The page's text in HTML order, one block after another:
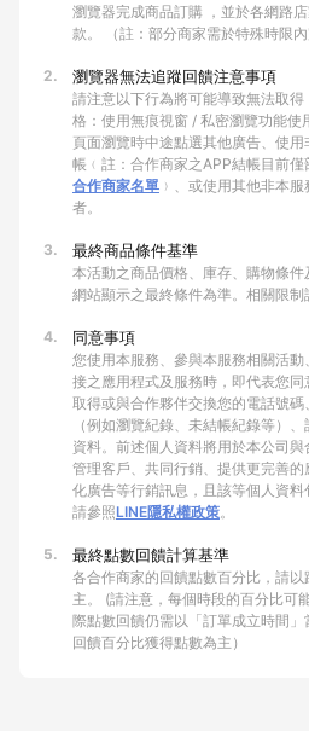
瀏覽器完成商品訂購 ，並於各網路
款。 （註：部分商家需於特殊時限內
2. 瀏覽器無法追蹤回饋注意事項
請注意以下行為將可能導致無法取
格：使用無痕視窗 / 私密瀏覽功能使
頁面瀏覽時中途點選其他廣告、使
帳﹙註：合作商家之APP結帳目前僅
合作商家名單 ﹚、或使用其他非本
者。
3. 最終商品條件基準
本活動之商品價格、庫存、購物條
網站顯示之最終條件為準。相關限制
4. 同意事項
您使用本服務、參與本服務相關活
接之應用程式及服務時，即代表您
取得或與合作夥伴交換您的電話號
（例如瀏覽紀錄、未結帳紀錄等）
資料。前述個人資料將用於本公司
管理客戶、共同行銷、提供更完善
化廣告等行銷訊息，且該等個人資
請參照LINE隱私權政策。
5. 最終點數回饋計算基準
各合作商家的回饋點數百分比，請
主。 (請注意，每個時段的百分比可
際點數回饋仍需以「訂單成立時間
回饋百分比獲得點數為主）